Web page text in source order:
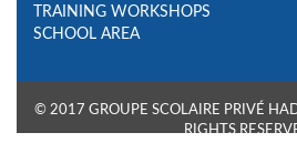
TRAINING WORKSHOPS
SCHOOL AREA
© 2017 GROUPE SCOLAIRE PRIVÉ
RIGHTS